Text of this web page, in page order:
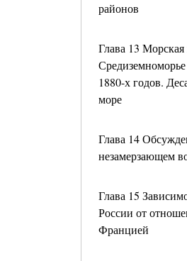
районов
Глава 13
1880-х годов.
море
Глава 14
незамерзающем
Глава 15
России от
Францией